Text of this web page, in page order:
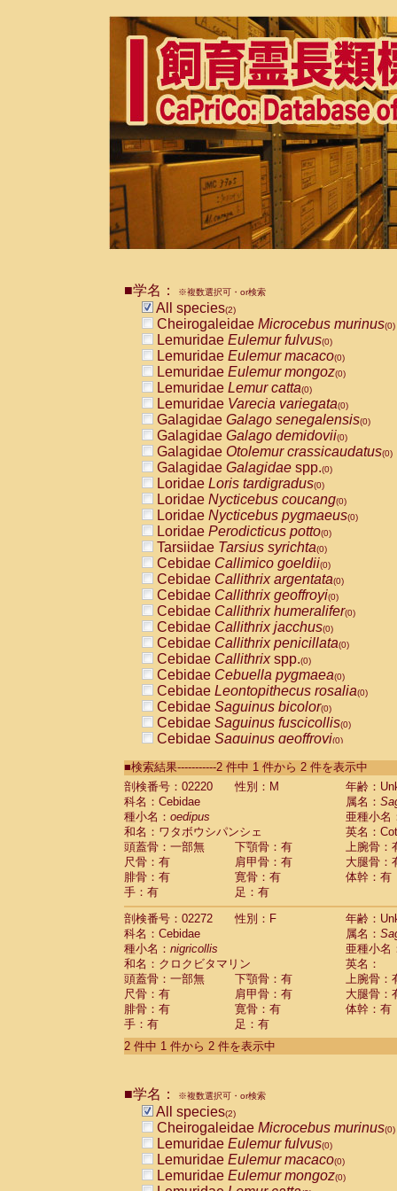
■学名： ※複数選択可・or検索
All species(2)
Cheirogaleidae Microcebus murinus(0)
Lemuridae Eulemur fulvus(0)
Lemuridae Eulemur macaco(0)
Lemuridae Eulemur mongoz(0)
Lemuridae Lemur catta(0)
Lemuridae Varecia variegata(0)
Galagidae Galago senegalensis(0)
Galagidae Galago demidovii(0)
Galagidae Otolemur crassicaudatus(0)
Galagidae Galagidae spp.(0)
Loridae Loris tardigradus(0)
Loridae Nycticebus coucang(0)
Loridae Nycticebus pygmaeus(0)
Loridae Perodicticus potto(0)
Tarsiidae Tarsius syrichta(0)
Cebidae Callimico goeldii(0)
Cebidae Callithrix argentata(0)
Cebidae Callithrix geoffroyi(0)
Cebidae Callithrix humeralifer(0)
Cebidae Callithrix jacchus(0)
Cebidae Callithrix penicillata(0)
Cebidae Callithrixspp.(0)
Cebidae Cebuella pygmaea(0)
Cebidae Leontopithecus rosalia(0)
Cebidae Saguinus bicolor(0)
Cebidae Saguinus fuscicollis(0)
Cebidae Saguinus geoffroyi(0)
CebidaeSaguinus labiatus(0)
Cebidae Saguinus leucopus (0)
Cebidae
Cebidae
CebidaeSaguinus nigricollis (1)
Cebidae Saguinus oedipus
Cebidae Saguinus weddelli
Cebidae Saguinusspp.
Cebidae Aotus trivirgatus
Cebidae Cebus albifrons
Cebidae
CebidaeCebus capucinus
CebidaeCebus nigrivittatus
Cebidae Cebusspp.(0)
Cebidae Saimiri boliviensis
Cebidae Saimiri sciureus
Atelidae Alouatta caraya
AtelidaeAlouatta fusca
AtelidaeAlouatta seniculus
AtelidaeAteles belzebuth
AtelidaeAteles geoffroyi
AtelidaeAteles paniscus(0)
AtelidaeAtelesspp. (0)
AtelidaeLagothrix lagothricha
AtelidaeLagothrix lagothricha cana
PitheciidaeCacajao calvus
■検索結果-----------2 件中 1 件から 2 件を表示中
剖検番号：02220
性別：M
年齢：
科名：Cebidae
属名：
種小名： oedipus
亜種小名
和名：ワタボウシパンシェ
英名：
頭蓋骨：一部無
下顎骨：有
上腕骨：
尺骨：有
肩甲骨：有
大腿骨：
腓骨：有
寛骨：有
体幹：有
手：有
足：有
剖検番号：02272
性別：F
年齢：
科名：Cebidae
属名：
種小名： nigricollis
亜種小名
和名：クロクビタマリン
英名：
頭蓋骨：一部無
下顎骨：有
上腕骨：
尺骨：有
肩甲骨：有
大腿骨：
腓骨：有
寛骨：有
体幹：有
手：有
足：有
2 件中 1 件から 2 件を表示中
■学名： ※複数選択可・or検索
All species(2)
Cheirogaleidae Microcebus murinus(0)
Lemuridae Eulemur fulvus(0)
Lemuridae Eulemur macaco(0)
Lemuridae Eulemur mongoz(0)